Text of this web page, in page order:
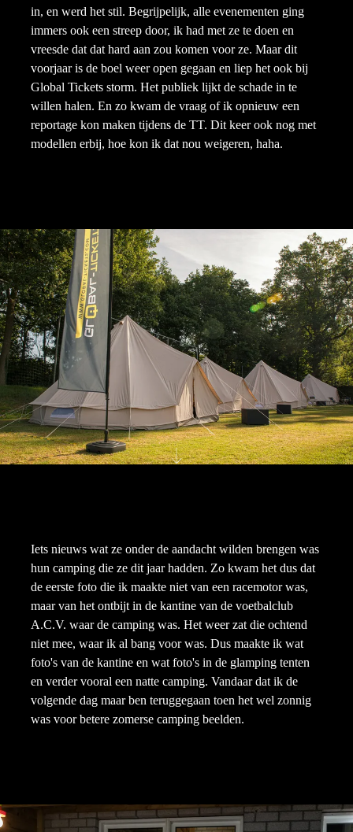
in, en werd het stil. Begrijpelijk, alle evenementen ging
immers ook een streep door, ik had met ze te doen en
vreesde dat dat hard aan zou komen voor ze. Maar dit
voorjaar is de boel weer open gegaan en liep het ook bij
Global Tickets storm. Het publiek lijkt de schade in te
willen halen. En zo kwam de vraag of ik opnieuw een
reportage kon maken tijdens de TT. Dit keer ook nog met
modellen erbij, hoe kon ik dat nou weigeren, haha.
Iets nieuws wat ze onder de aandacht wilden brengen was
hun camping die ze dit jaar hadden. Zo kwam het dus dat
de eerste foto die ik maakte niet van een racemotor was,
maar van het ontbijt in de kantine van de voetbalclub
A.C.V. waar de camping was. Het weer zat die ochtend
niet mee, waar ik al bang voor was. Dus maakte ik wat
foto's van de kantine en wat foto's in de glamping tenten
en verder vooral een natte camping. Vandaar dat ik de
volgende dag maar ben teruggegaan toen het wel zonnig
was voor betere zomerse camping beelden.